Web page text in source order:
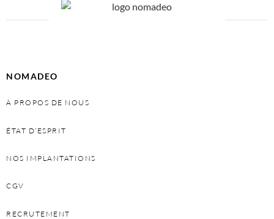
NOMADEO
À PROPOS DE NOUS
ÉTAT D’ESPRIT
NOS IMPLANTATIONS
CGV
RECRUTEMENT